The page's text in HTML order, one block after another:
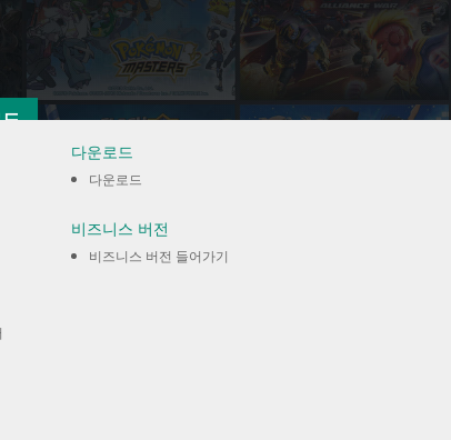
다운로드
다운로드
비즈니스 버전
비즈니스 버전 들어가기